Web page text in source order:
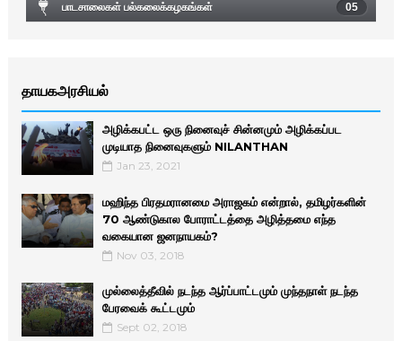
பாடசாலைகள் பல்கலைக்கழகங்கள் 05
தாயகஅரசியல்
அழிக்கபட்ட ஒரு நினைவுச் சின்னமும் அழிக்கப்பட
முடியாத நினைவுகளும் NILANTHAN
Jan 23, 2021
மஹிந்த பிரதமரானமை அராஜகம் என்றால், தமிழர்களின்
70 ஆண்டுகால போராட்டத்தை அழித்தமை எந்த
வகையான ஜனநாயகம்?
Nov 03, 2018
முல்லைத்தீவில் நடந்த ஆர்ப்பாட்டமும் முந்தநாள் நடந்த
பேரவைக் கூட்டமும்
Sept 02, 2018